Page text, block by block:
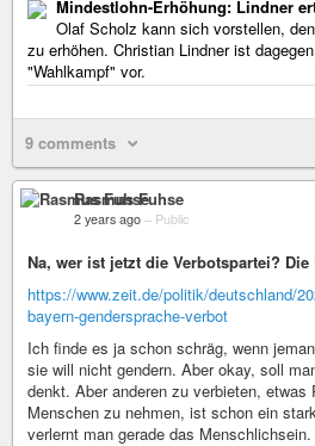
Mindestlohn-Erhöhung: Lindner
Olaf Scholz kann sich vorstellen,
zu erhöhen. Christian Lindner ist
"Wahlkampf" vor.
9 comments
Rasmus Fuhse
2 years ago – Public
Na, wer ist jetzt die Verbotspartei? Die
https://www.zeit.de/politik/deutschland/
bayern-gendersprache-verbot
Ich finde es ja schon schräg, wenn
sie will nicht gendern. Aber okay, soll
denkt. Aber anderen zu verbieten, etwas
Menschen zu nehmen, ist schon ein
verlernt man gerade das Menschlichsein.